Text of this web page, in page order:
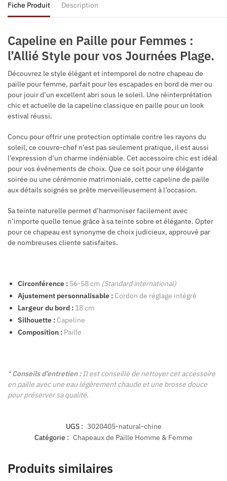
Fiche Produit Description
Capeline en Paille pour Femmes :
l’Allié Style pour vos Journées Plage.
Découvrez le style élégant et intemporel de notre chapeau de
paille pour femme, parfait pour les escapades en bord de mer ou
pour jouir d’un excellent abri sous le soleil. Une réinterprétation
chic et actuelle de la capeline classique en paille pour un look
estival réussi.
Concu pour offrir une protection optimale contre les rayons du
soleil, ce couvre-chef n’est pas seulement pratique, il est aussi
l’expression d’un charme indéniable. Cet accessoire chic est idéal
pour vos événements de choix. Que ce soit pour une élégante
soirée ou une cérémonie matrimoniale, cette capeline de paille
aux détails soignés se prête merveilleusement à l’occasion.
Sa teinte naturelle permet d’harmoniser facilement avec
n’importe quelle tenue grâce à sa teinte sobre et élégante. Opter
pour ce chapeau est synonyme de choix judicieux, approuvé par
de nombreuses cliente satisfaites.
Circonférence : 56-58 cm (Standard international)
Ajustement personnalisable : Cordon de réglage intégré
Largeur du bord : 18 cm
Silhouette : Capeline
Composition : Paille
*Conseils d’entretien :Il est conseillé de nettoyer cet accessoire
en paille avec une eau légèrement chaude et une brosse douce
pour préserver sa qualité.
UGS : 3020405-natural-chine
Catégorie : Chapeaux de Paille Homme & Femme
Produits similaires